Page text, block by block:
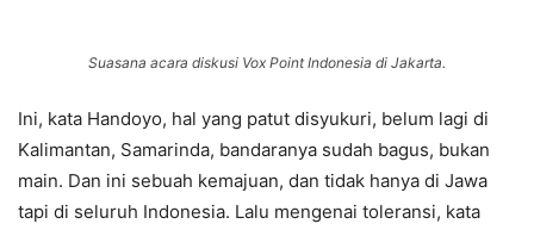
Suasana acara diskusi Vox Point Indonesia di Jakarta.
Ini, kata Handoyo, hal yang patut disyukuri, belum lagi di
Kalimantan, Samarinda, bandaranya sudah bagus, bukan
main. Dan ini sebuah kemajuan, dan tidak hanya di Jawa
tapi di seluruh Indonesia. Lalu mengenai toleransi, kata